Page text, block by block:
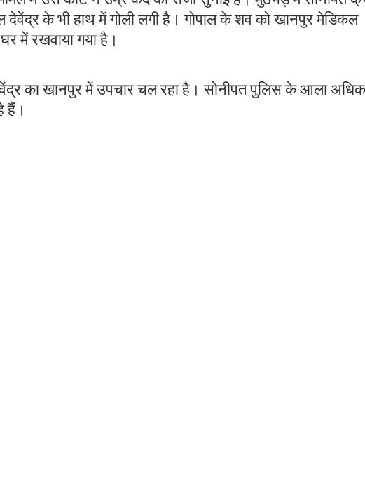
के भी हाथ में गोली लगी है। गोपाल के शव को खानपुर मेडिकल
में रखवाया गया है।
का खानपुर में उपचार चल रहा है। सोनीपत पुलिस के आला
हैं।